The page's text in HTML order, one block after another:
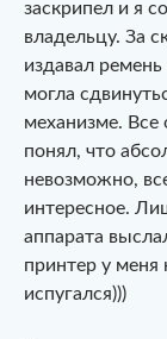
заскрипел и я
владельцу. За
издавал
могла
механизме. Все
понял, что
невозможно,
интересное.
аппарата
принтер у меня
испугался)))